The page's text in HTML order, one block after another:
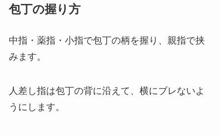
包丁の握り方
中指・薬指・小指で包丁の柄を握り、親指で挟
みます。
人差し指は包丁の背に沿えて、横にブレないよ
うにします。